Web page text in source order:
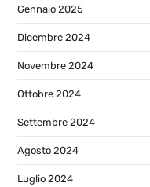
Gennaio 2025
Dicembre 2024
Novembre 2024
Ottobre 2024
Settembre 2024
Agosto 2024
Luglio 2024